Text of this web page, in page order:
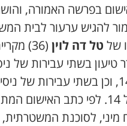
הוגשו 47 כתבי אישום בפרשה האמורה,
להגיש ערעור לבית
של טל דה לוין
(36)
בשתי עבירות של
למעשה מגונה בקטינה מתחת לגיל 14, וכן בשתי עבירות של
להטרדה מינית של קטינה מתחת לגיל 14. לפי כתב
לסוכנת המשטרתית,